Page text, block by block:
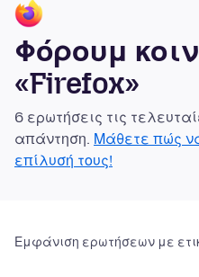
Φόρουμ
«Firefox»
6 ερωτήσεις τις
απάντηση. Μάθετε πώς
επίλυσή τους!
Εμφάνιση ερωτήσεων με